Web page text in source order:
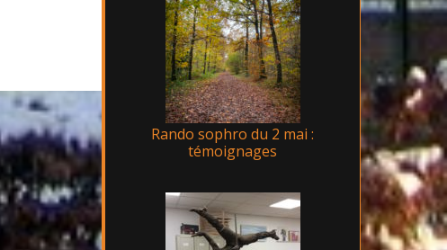
Rando sophro du 2 mai :
témoignages